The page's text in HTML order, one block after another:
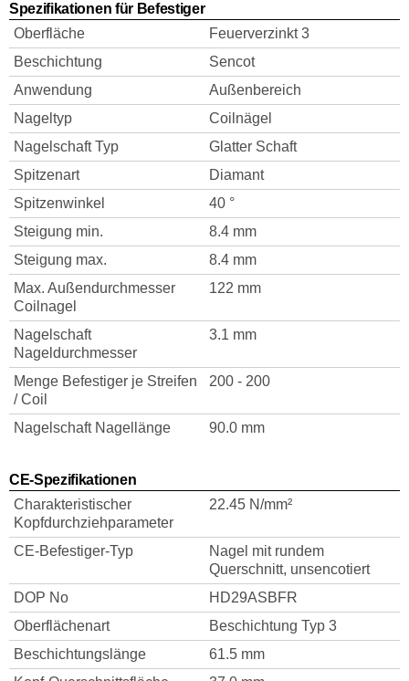
Spezifikationen für Befestiger
Oberfläche
Feuerverzinkt 3
Beschichtung
Sencot
Anwendung
Außenbereich
Nageltyp
Coilnägel
Nagelschaft Typ
Glatter Schaft
Spitzenart
Diamant
Spitzenwinkel
40 °
Steigung min.
8.4 mm
Steigung max.
8.4 mm
Max. Außendurchmesser
Coilnagel
122 mm
Nagelschaft
Nageldurchmesser
3.1 mm
Menge Befestiger je Streifen
/ Coil
200 - 200
Nagelschaft Nagellänge 90.0 mm
CE-Spezifikationen
Charakteristischer
Kopfdurchziehparameter
22.45 N/mm²
CE-Befestiger-Typ
Nagel mit rundem
Querschnitt, unsencotiert
DOP No
HD29ASBFR
Oberflächenart
Beschichtung Typ 3
Beschichtungslänge
61.5 mm